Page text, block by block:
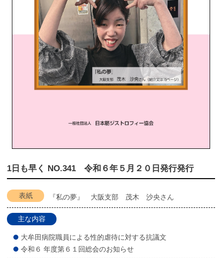
1日も早く NO.341 令和６年５月２０日発行発行
表紙 『私の夢』 大阪支部 茂木 沙央さん
主な内容
大牟田病院職員による性的虐待に対する抗議文
令和６ 年度第６１回総会のお知らせ